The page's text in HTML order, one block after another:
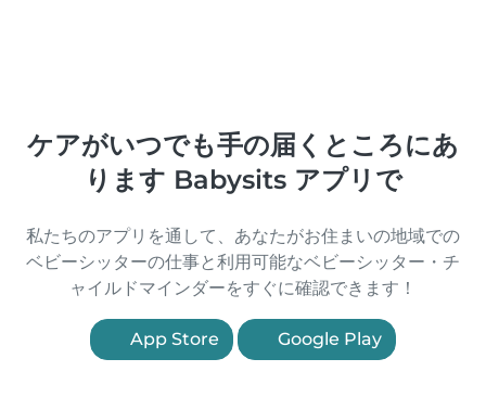
ケアがいつでも手の届くところにあ
ります Babysits アプリで
私たちのアプリを通して、あなたがお住まいの地域での
ベビーシッターの仕事と利用可能なベビーシッター・チ
ャイルドマインダーをすぐに確認できます！
App Store Google Play